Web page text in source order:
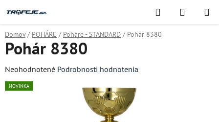
na
obsah
Hľadať
KOŠÍK
Domov / POHÁRE / Poháre - STANDARD / Pohár 8380
Pohár 8380
Priemerné
hodnotenie
Neohodnotené Podrobnosti hodnotenia
NOVINKA